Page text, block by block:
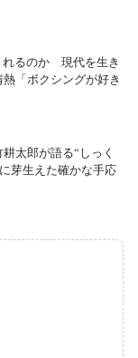
れるのか 現代を生き
「ボクシングが好き
太郎が語る“しっく
芽生えた確かな手応